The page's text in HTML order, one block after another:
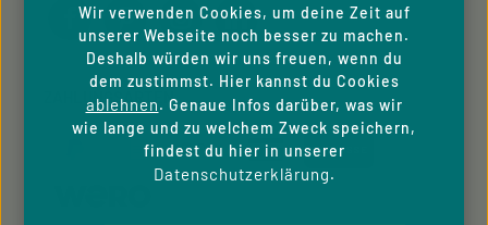
ZAHLUNGSARTEN
Wir verwenden Cookies, um deine Zeit auf
unserer Webseite noch besser zu machen.
Deshalb würden wir uns freuen, wenn du
dem zustimmst. Hier kannst du Cookies
ablehnen. Genaue Infos darüber, was wir
wie lange und zu welchem Zweck speichern,
findest du hier in unserer
Datenschutzerklärung.